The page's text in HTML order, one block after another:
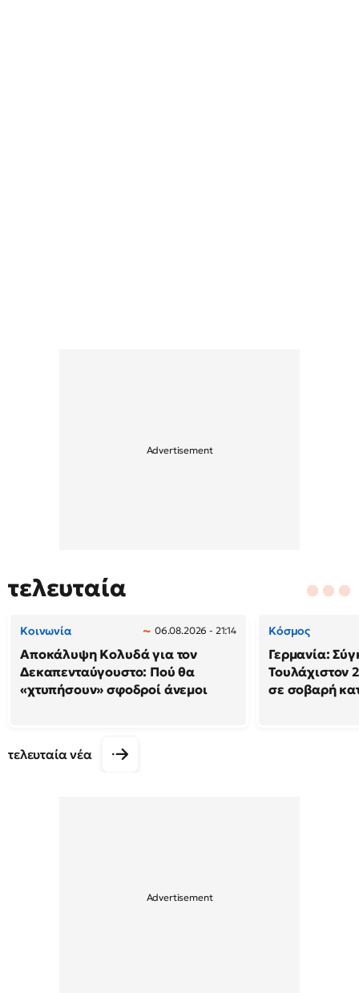
τελευταία
Κοινωνία 06.08.2026 - 21:14
Αποκάλυψη Κολυδά για τον
Δεκαπενταύγουστο: Πού θα
«χτυπήσουν» σφοδροί άνεμοι
Κόσμος
Γερμανία:
Τουλάχιστον
σε σοβαρή
τελευταία νέα